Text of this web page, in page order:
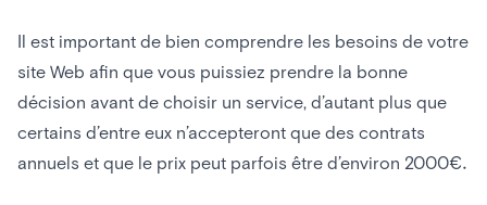
Il est important de bien comprendre les besoins de votre
site Web afin que vous puissiez prendre la bonne
décision avant de choisir un service, d’autant plus que
certains d’entre eux n’accepteront que des contrats
annuels et que le prix peut parfois être d’environ 2000€.